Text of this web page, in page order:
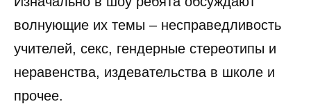
волнующие их темы – несправедливость
учителей, секс, гендерные стереотипы и
неравенства, издевательства в школе и
прочее.